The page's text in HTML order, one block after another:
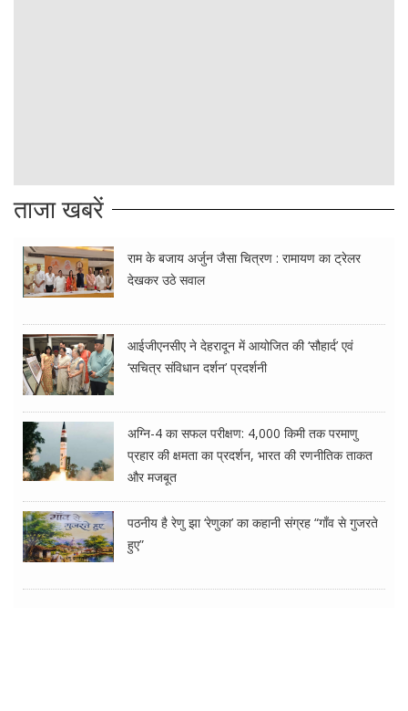
ताजा खबरें
राम के बजाय अर्जुन जैसा चित्रण : रामायण का ट्रेलर
देखकर उठे सवाल
आईजीएनसीए ने देहरादून में आयोजित की ‘सौहार्द’ एवं
‘सचित्र संविधान दर्शन’ प्रदर्शनी
अग्नि-4 का सफल परीक्षण: 4,000 किमी तक परमाणु
प्रहार की क्षमता का प्रदर्शन, भारत की रणनीतिक ताकत
और मजबूत
पठनीय है रेणु झा ‘रेणुका’ का कहानी संग्रह “गाँव से गुजरते
हुए”